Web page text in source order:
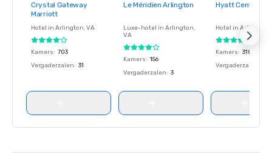
Removed from
favorites
Crystal Gateway
Marriott
Hotel in Arlington, VA
Kamers: 703
Vergaderzalen: 31
Removed from
Le Méridien Arlington
Luxe-hotel in Arlington,
VA
Kamers: 156
Vergaderzalen: 3
Removed
Hyatt Centric
Hotel in Arlington
Kamers: 318
Vergaderzalen